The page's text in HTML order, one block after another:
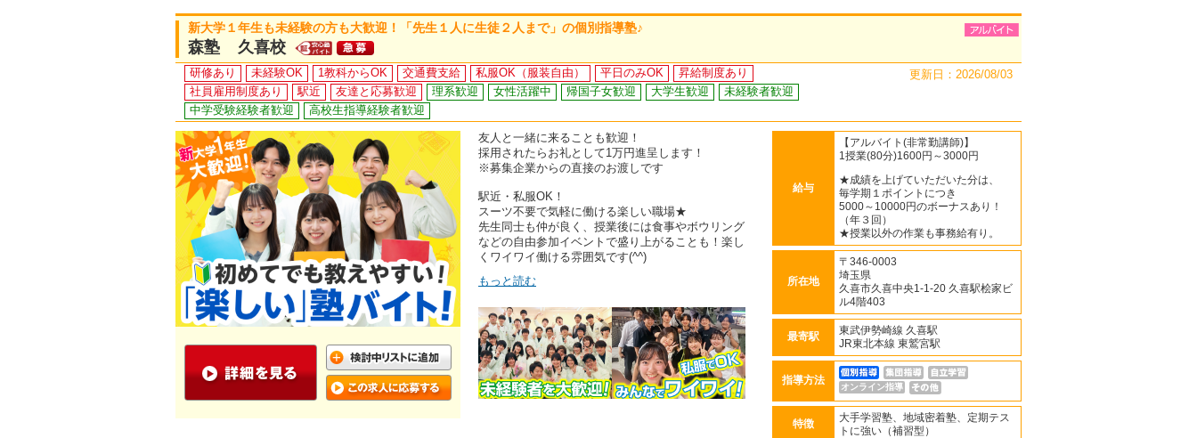
新大学１年生も未経験の方も大歓迎！「先生１人に生徒２人まで」の個別指導塾♪
森塾 久喜校
研修あり 未経験OK 1教科からOK 交通費支給 私服OK（服装自由） 平日のみOK
昇給制度あり
社員雇用制度あり
駅近 友達と応募歓迎 理系歓迎 女性活躍中 帰国子女歓迎 大学生歓迎
未経験者歓迎
中学受験経験者歓迎
高校生指導経験者歓迎
更新日：2026/08/03
友人と一緒に来ることも歓迎！
採用されたらお礼として1万円進呈します！
※募集企業からの直接のお渡しです
駅近・私服OK！
スーツ不要で気軽に働ける楽しい職場★
先生同士も仲が良く、授業後には食事やボウリング
などの自由参加イベントで盛り上がることも！楽し
くワイワイ働ける雰囲気です(^^)
もっと読む
給与
【アルバイト(非常勤講師)】
1授業(80分)1600円～3000円
★成績を上げていただいた分は、
毎学期１ポイントにつき
5000～10000円のボーナスあり！
（年３回）
★授業以外の作業も事務給有り。
所在地
〒346-0003
埼玉県
久喜市久喜中央1-1-20 久喜駅桧家ビ
ル4階403
最寄駅
東武伊勢崎線 久喜駅
JR東北本線 東鷲宮駅
指導方法
オンライン指導
特徴
大手学習塾、地域密着塾、定期テス
トに強い（補習型）